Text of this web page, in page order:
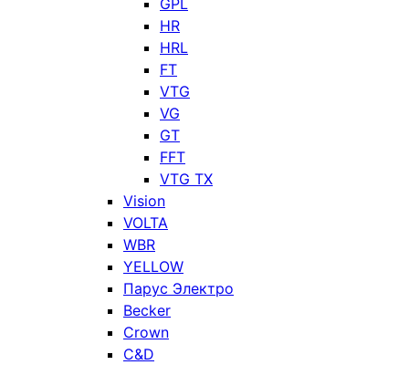
GPL
HR
HRL
FT
VTG
VG
GT
FFT
VTG TX
Vision
VOLTA
WBR
YELLOW
Парус Электро
Becker
Crown
C&D